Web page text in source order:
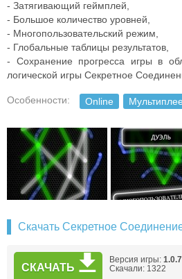
- Затягивающий геймплей,
- Большое количество уровней,
- Многопользовательский режим,
- Глобальные таблицы результатов,
- Сохранение прогресса игры в
логической игры Секретное
Особенности: Online
Скачать Секретное
СКАЧАТЬ
Версия игры: 1.0.7
Скачали: 1322